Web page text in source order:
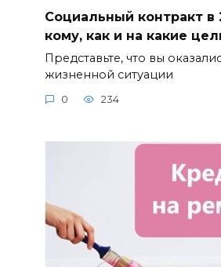
Социальный контракт в
кому, как и на какие
Представьте, что вы
жизненной ситуации
0 234